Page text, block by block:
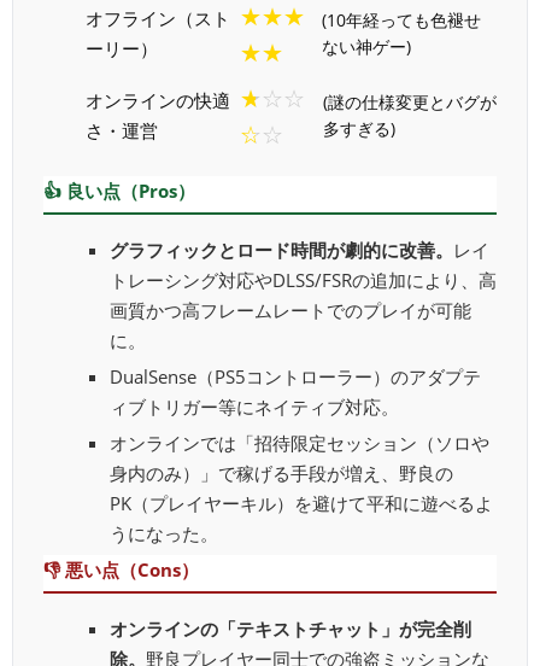
オフライン（スト
ーリー）
★★★
★★
(10年経っても色褪せ
ない神ゲー)
オンラインの快適
さ・運営
★☆☆
☆☆
(謎の仕様変更とバグが
多すぎる)
👍 良い点（Pros）
グラフィックとロード時間が劇的に改善。 レイ
トレーシング対応やDLSS/FSRの追加により、高
画質かつ高フレームレートでのプレイが可能
に。
DualSense（PS5コントローラー）のアダプテ
ィブトリガー等にネイティブ対応。
オンラインでは「招待限定セッション（ソロや
身内のみ）」で稼げる手段が増え、野良の
PK（プレイヤーキル）を避けて平和に遊べるよ
うになった。
👎 悪い点（Cons）
オンラインの「テキストチャット」が完全削
除。 野良プレイヤー同士での強盗ミッションな